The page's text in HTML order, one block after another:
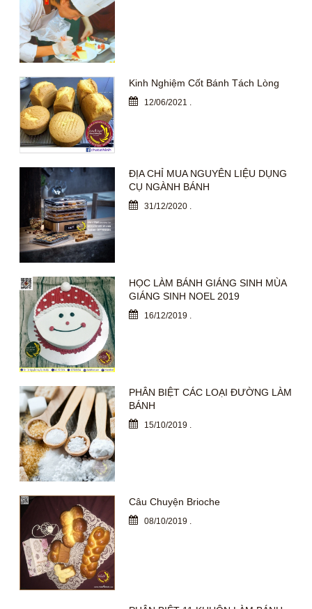
Kinh Nghiệm Cốt Bánh Tách Lòng
12/06/2021
ĐỊA CHỈ MUA NGUYÊN LIỆU DỤNG
CỤ NGÀNH BÁNH
31/12/2020 .
HỌC LÀM BÁNH GIÁNG SINH MÙA
GIÁNG SINH NOEL 2019
16/12/2019 .
PHÂN BIỆT CÁC LOẠI ĐƯỜNG LÀM
BÁNH
15/10/2019
Câu Chuyện Brioche
08/10/2019